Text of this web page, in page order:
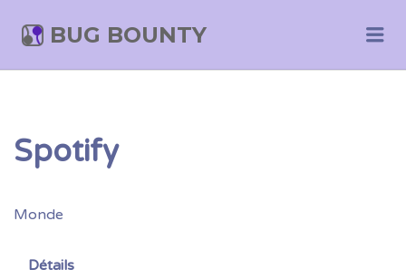
BUG BOUNTY
Spotify
Monde
Détails